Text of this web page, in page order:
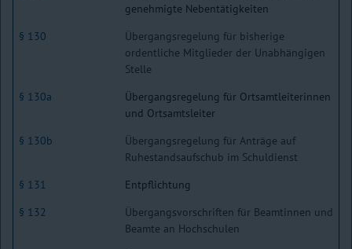
genehmigte Nebentätigkeiten
§ 130
Übergangsregelung für bisherige
ordentliche Mitglieder der Unabhängigen
Stelle
§ 130a
Übergangsregelung für Ortsamtleiterinnen
und Ortsamtsleiter
§ 130b
Übergangsregelung für Anträge auf
Ruhestandsaufschub im Schuldienst
§ 131
Entpflichtung
§ 132
Übergangsvorschriften für Beamtinnen und
Beamte an Hochschulen